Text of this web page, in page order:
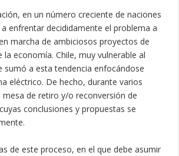
en un número creciente de naciones
enfrentar decididamente el problema a
marcha de ambiciosos proyectos de
la economía. Chile, muy vulnerable al
sumó a esta tendencia enfocándose
eléctrico. De hecho, durante varios
de retiro y/o reconversión de
conclusiones y propuestas se
de este proceso, en el que debe asumir